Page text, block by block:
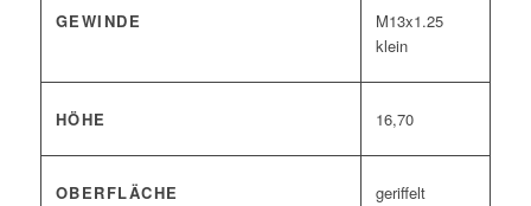
GEWINDE
M13x1.25
klein
HÖHE 16,70
OBERFLÄCHE geriffelt